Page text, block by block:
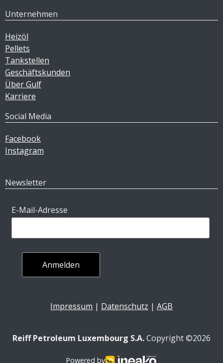
Unternehmen
Heizöl
Pellets
Tankstellen
Geschäftskunden
Über Gulf
Karriere
Social Media
Facebook
Instagram
Newsletter
E-Mail-Adresse
Impressum | Datenschutz | AGB
Reiff Petroleum Luxembourg S.A.Copyright ©2026
Powered by